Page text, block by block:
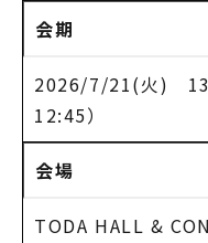
会期
2026/7/21(火)
12:45）
会場
TODA HALL &